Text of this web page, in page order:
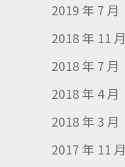
2019 年 7 月
2018 年 11 月
2018 年 7 月
2018 年 4 月
2018 年 3 月
2017 年 11 月